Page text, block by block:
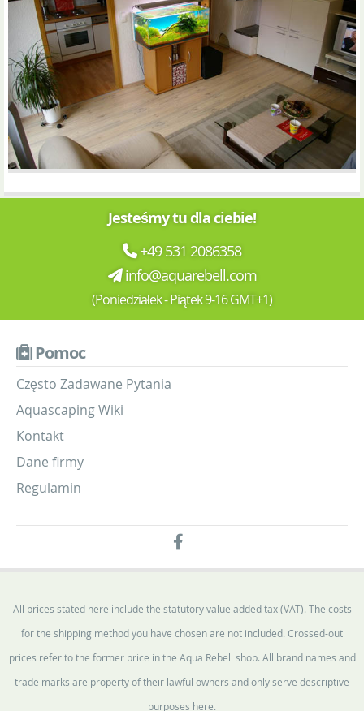
Jesteśmy tu dla ciebie!
+49 531 2086358
info@aquarebell.com
(Poniedziałek - Piątek 9-16 GMT+1)
Pomoc
Często Zadawane Pytania
Aquascaping Wiki
Kontakt
Dane firmy
Regulamin
All prices stated here include the statutory value added tax (VAT). The costs
for the shipping method you have chosen are not included. Crossed-out
prices refer to the former price in the Aqua Rebell shop. All brand names and
trade marks are property of their lawful owners and only serve descriptive
purposes here.